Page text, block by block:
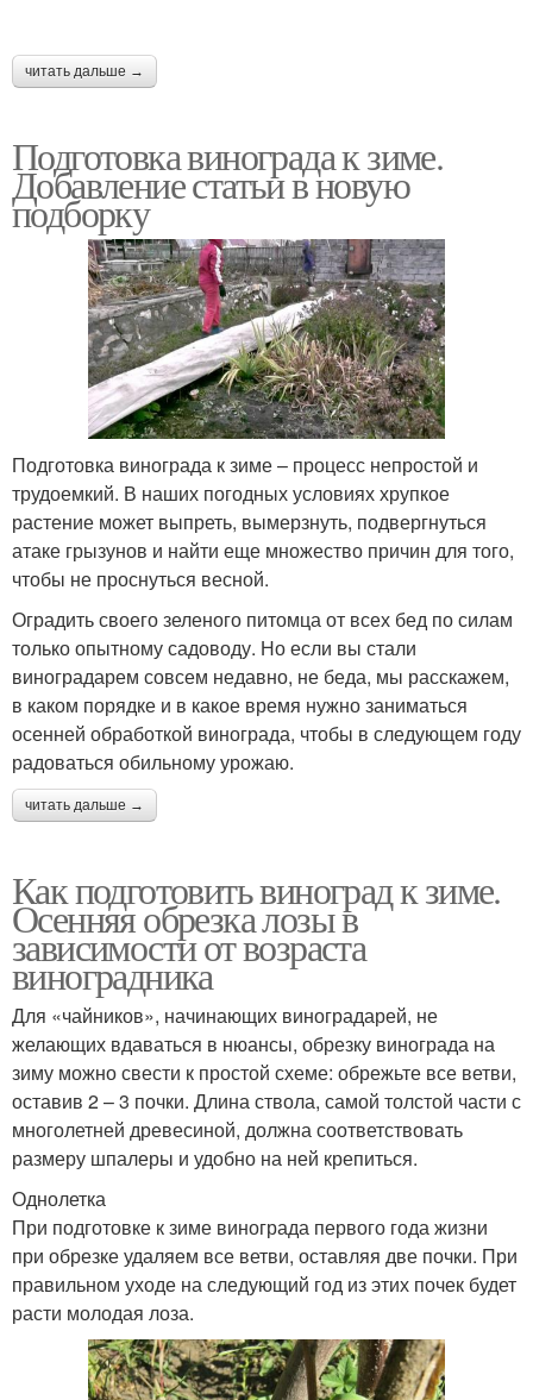
читать дальше →
Подготовка винограда к зиме.
Добавление статьи в новую
подборку
Подготовка винограда к зиме – процесс непростой и
трудоемкий. В наших погодных условиях хрупкое
растение может выпреть, вымерзнуть, подвергнуться
атаке грызунов и найти еще множество причин для того,
чтобы не проснуться весной.
Оградить своего зеленого питомца от всех бед по силам
только опытному садоводу. Но если вы стали
виноградарем совсем недавно, не беда, мы расскажем,
в каком порядке и в какое время нужно заниматься
осенней обработкой винограда, чтобы в следующем году
радоваться обильному урожаю.
читать дальше →
Как подготовить виноград к зиме.
Осенняя обрезка лозы в
зависимости от возраста
виноградника
Для «чайников», начинающих виноградарей, не
желающих вдаваться в нюансы, обрезку винограда на
зиму можно свести к простой схеме: обрежьте все ветви,
оставив 2 – 3 почки. Длина ствола, самой толстой части с
многолетней древесиной, должна соответствовать
размеру шпалеры и удобно на ней крепиться.
Однолетка
При подготовке к зиме винограда первого года жизни
при обрезке удаляем все ветви, оставляя две почки. При
правильном уходе на следующий год из этих почек будет
расти молодая лоза.